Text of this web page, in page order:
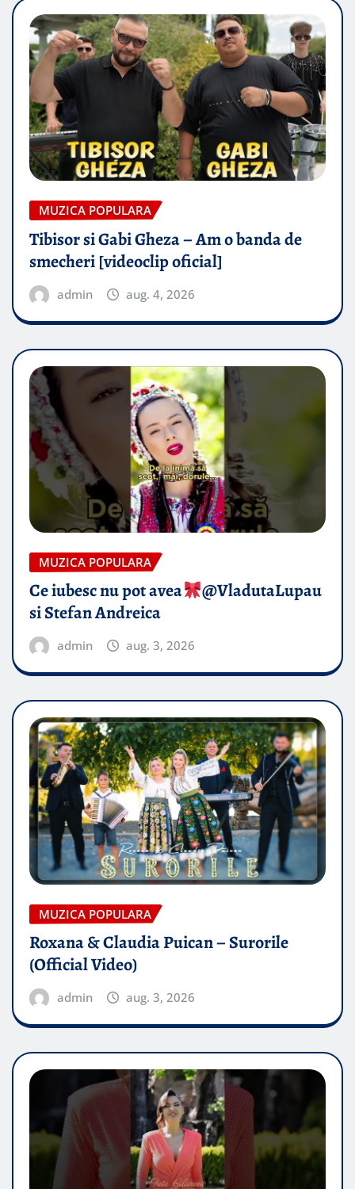
MUZICA POPULARA
Tibisor si Gabi Gheza – Am o banda de
smecheri [videoclip oficial]
admin aug. 4, 2026
MUZICA POPULARA
Ce iubesc nu pot avea
​@VladutaLupau
si Stefan Andreica
admin aug. 3, 2026
MUZICA POPULARA
Roxana & Claudia Puican – Surorile
(Official Video)
admin aug. 3, 2026